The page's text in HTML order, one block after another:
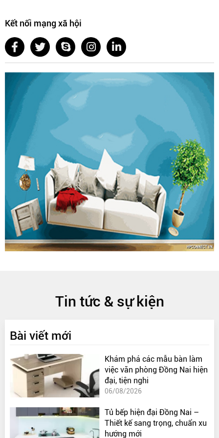
Kết nối mạng xã hội
Tin tức & sự kiện
Bài viết mới
Khám phá các mẫu bàn làm
việc văn phòng Đồng Nai hiện
đại, tiện nghi
06/08/2026
Tủ bếp hiện đại Đồng Nai –
Thiết kế sang trọng, chuẩn xu
hướng mới